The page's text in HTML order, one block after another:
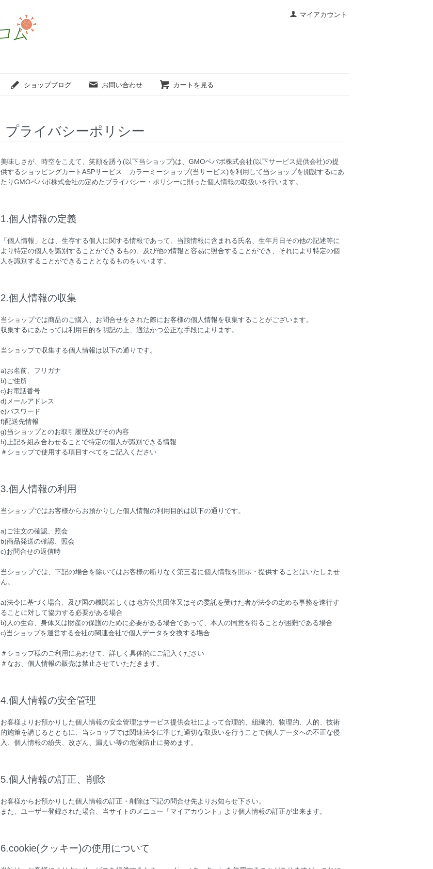
マイアカウント
ショップブログ お問い合わせ カートを見る
プライバシーポリシー
美味しさが、時空をこえて、笑顔を誘う(以下当ショップ)は、 GMOペパボ株式会社(以下サービス提供会社)の提
供するショッピングカートASPサービス カラーミーショップ(当サービス)を利用して当ショップを開設するにあ
たりGMOペパボ株式会社の定めたプライバシー・ポリシーに則った個人情報の取扱いを行います。
1.個人情報の定義
「個人情報」とは、生存する個人に関する情報であって、当該情報に含まれる氏名、生年月日その他の記述等に
より特定の個人を識別することができるもの、及び他の情報と容易に照合することができ、それにより特定の個
人を識別することができることとなるものをいいます。
2.個人情報の収集
当ショップでは商品のご購入、お問合せをされた際にお客様の個人情報を収集することがございます。
収集するにあたっては利用目的を明記の上、適法かつ公正な手段によります。
当ショップで収集する個人情報は以下の通りです。
a)お名前、フリガナ
b)ご住所
c)お電話番号
d)メールアドレス
e)パスワード
f)配送先情報
g)当ショップとのお取引履歴及びその内容
h)上記を組み合わせることで特定の個人が識別できる情報
＃ショップで使用する項目すべてをご記入ください
3.個人情報の利用
当ショップではお客様からお預かりした個人情報の利用目的は以下の通りです。
a)ご注文の確認、照会
b)商品発送の確認、照会
c)お問合せの返信時
当ショップでは、下記の場合を除いてはお客様の断りなく第三者に個人情報を開示・提供することはいたしませ
ん。
a)法令に基づく場合、及び国の機関若しくは地方公共団体又はその委託を受けた者が法令の定める事務を遂行す
ることに対して協力する必要がある場合
b)人の生命、身体又は財産の保護のために必要がある場合であって、本人の同意を得ることが困難である場合
c)当ショップを運営する会社の関連会社で個人データを交換する場合
＃ショップ様のご利用にあわせて、詳しく具体的にご記入ください
＃なお、個人情報の販売は禁止させていただきます。
4.個人情報の安全管理
お客様よりお預かりした個人情報の安全管理はサービス提供会社によって合理的、組織的、物理的、人的、技術
的施策を講じるとともに、当ショップでは関連法令に準じた適切な取扱いを行うことで個人データへの不正な侵
入、個人情報の紛失、改ざん、漏えい等の危険防止に努めます。
5.個人情報の訂正、削除
お客様からお預かりした個人情報の訂正・削除は下記の問合せ先よりお知らせ下さい。
また、ユーザー登録された場合、当サイトのメニュー「マイアカウント」より個人情報の訂正が出来ます。
6.cookie(クッキー)の使用について